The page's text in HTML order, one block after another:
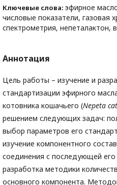
Ключевые слова: эфирное
числовые показатели, газовая
спектрометрия, непеталактон,
Аннотация
Цель работы – изучение и
стандартизации эфирного
котовника кошачьего (Nepeta
решением следующих задач:
выбор параметров его
изучение компонентного
соединения с последующей
разработка методики
основного компонента.